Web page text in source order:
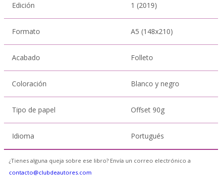
Edición 1 (2019)
Formato A5 (148x210)
Acabado Folleto
Coloración Blanco y negro
Tipo de papel Offset 90g
Idioma Portugués
¿Tienes alguna queja sobre ese libro? Envía un correo electrónico a
contacto@clubdeautores.com